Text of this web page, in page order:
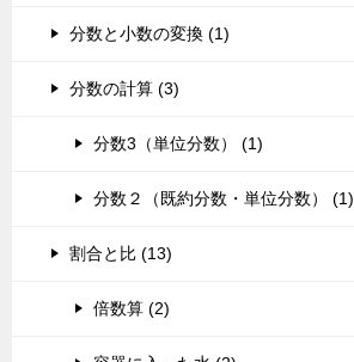
分数と小数の変換 (1)
分数の計算 (3)
分数3（単位分数） (1)
分数２（既約分数・単位分数） (1)
割合と比 (13)
倍数算 (2)